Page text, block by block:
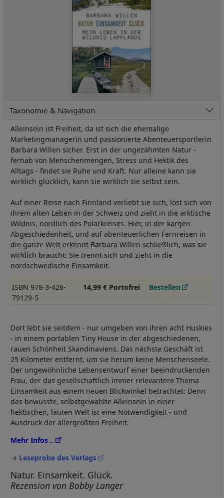
Taxonomie & Navigation
Alleinsein ist Freiheit, da ist sich die ehemalige
Marketingmanagerin und passionierte Abenteuersportlerin
Barbara Willen sicher. Erst in der ungezähmten Natur -
fernab von Menschenmengen, Stress und Hektik des
Alltags - findet sie Ruhe und Kraft. Nur alleine kann sie
wirklich glücklich, kann sie wirklich sie selbst sein.
Auf einer Reise nach Finnland verliebt sie sich, löst sich von
ihrem alten Leben in der Schweiz und zieht in die arktische
Wildnis, nördlich des Polarkreises. Hier, in der kargen
Abgeschiedenheit, und auf abenteuerlichen Fernreisen in
die ganze Welt erkennt Barbara Willen schließlich, was sie
wirklich braucht: Sie trennt sich und zieht in die
nordschwedische Einsamkeit.
ISBN 978-3-426-
79129-5
14,99 € Portofrei Bestellen
Dort lebt sie seitdem - nur umgeben von ihren acht Huskies
- in einem portablen Tiny House in der abgeschiedenen,
rauen Schönheit Skandinaviens. Das nächste Geschäft ist
25 Kilometer entfernt, um sie herum keine Menschenseele.
Der ungewöhnliche Lebensentwurf einer beeindruckenden
Frau, der das gesellschaftlich immer relevantere Thema
Einsamkeit aus einem neuen Blickwinkel betrachtet: Denn
das bewusste, selbstgewählte Alleinsein in einer
hektischen, lauten Welt ist eine Notwendigkeit - und
Ausdruck der allergrößten Freiheit.
Mehr Infos
→ Leseprobe des Verlags
Natur. Einsamkeit. Glück.
Rezension von Bobby Langer